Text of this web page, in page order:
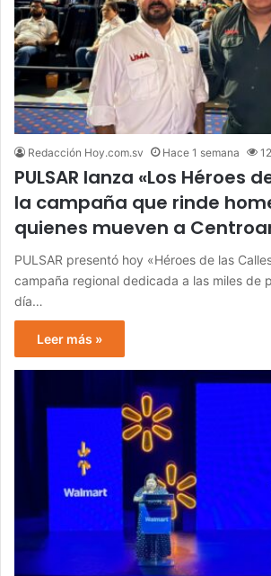
Redacción Hoy.com.sv Hace 1 semana
PULSAR lanza «Los Héroes
la campaña que rinde
quienes mueven a
PULSAR presentó hoy «Héroes de las
campaña regional dedicada a las miles de
día…
Leer más »